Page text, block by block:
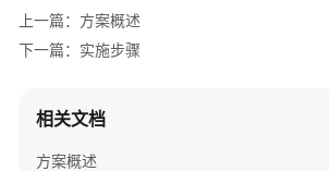
产
品
数
化
上一篇：方案概述
下一篇：实施步骤
相关文档
方案概述